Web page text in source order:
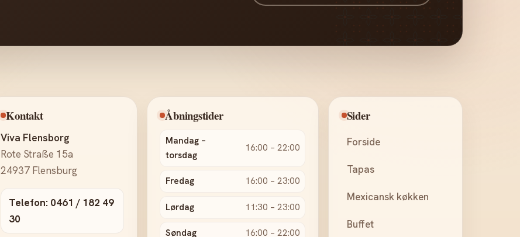
Kontakt
Viva Flensborg
Rote Straße 15a
24937 Flensburg
Telefon: 0461 / 182 49
30
Åbningstider
Mandag –
torsdag
16:00 – 22:00
Fredag 16:00 – 23:00
Lørdag 11:30 – 23:00
Søndag 16:00 – 22:00
Sider
Forside
Tapas
Mexicansk køkken
Buffet